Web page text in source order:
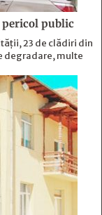
pericol public
23 de clădiri din
degradare, multe